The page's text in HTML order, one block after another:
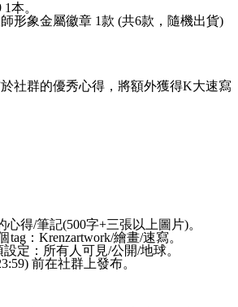
本。
形象金屬徽章 1款 (共6款，隨機出貨)
社群的優秀心得，將額外獲得K大速寫
心得/筆記(500字+三張以上圖 片)。
tag：Krenzartwork/繪畫/速寫。
定：所有人可見/公開/地球。
前在社群上發布。